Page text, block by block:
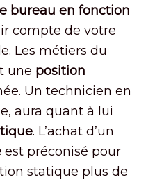
bureau en fonction
compte de votre
Les métiers du
une position
Un technicien en
aura quant à lui
. L’achat d’un
est préconisé pour
statique plus de